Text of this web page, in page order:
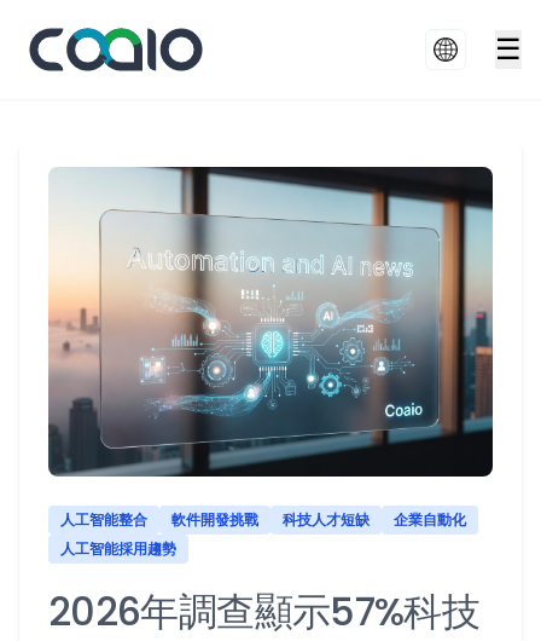
☰
人工智能整合 軟件開發挑戰 科技人才短缺
企業自動化
人工智能採用趨勢
2026年調查顯示57%科技